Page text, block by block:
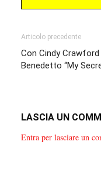
Articolo precedente
Con Cindy
Benedetto “My
LASCIA UN
Entra per lasciare un